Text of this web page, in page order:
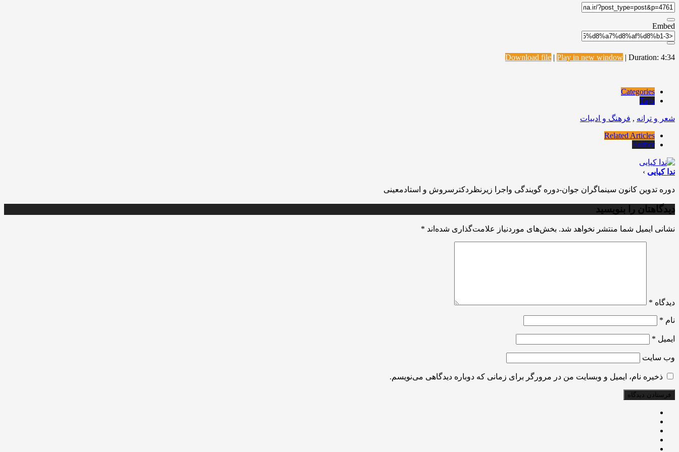
Embed
Download file | Play in new window | Duration: 4:34
Categories
Tags
شعر و ترانه , فرهنگ و ادبیات
Related Articles
Author
ندا کیایی ›
دوره تدوین کانون سینماگران جوان-دوره گویندگی واجرا زیرنظردکترسروش و استادمعینی
دیدگاهتان را بنویسید
نشانی ایمیل شما منتشر نخواهد شد. بخش‌های موردنیاز علامت‌گذاری شده‌اند *
دیدگاه *
نام *
ایمیل *
وب‌ سایت
ذخیره نام، ایمیل و وبسایت من در مرورگر برای زمانی که دوباره دیدگاهی می‌نویسم.